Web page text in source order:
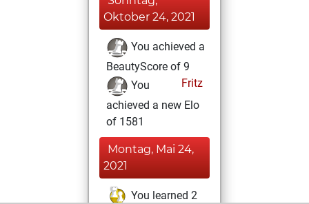
Oktober 24, 2021
You achieved a
BeautyScore of 9
Fritz
You
achieved a new Elo
of 1581
Montag, Mai 24,
2021
You learned 2